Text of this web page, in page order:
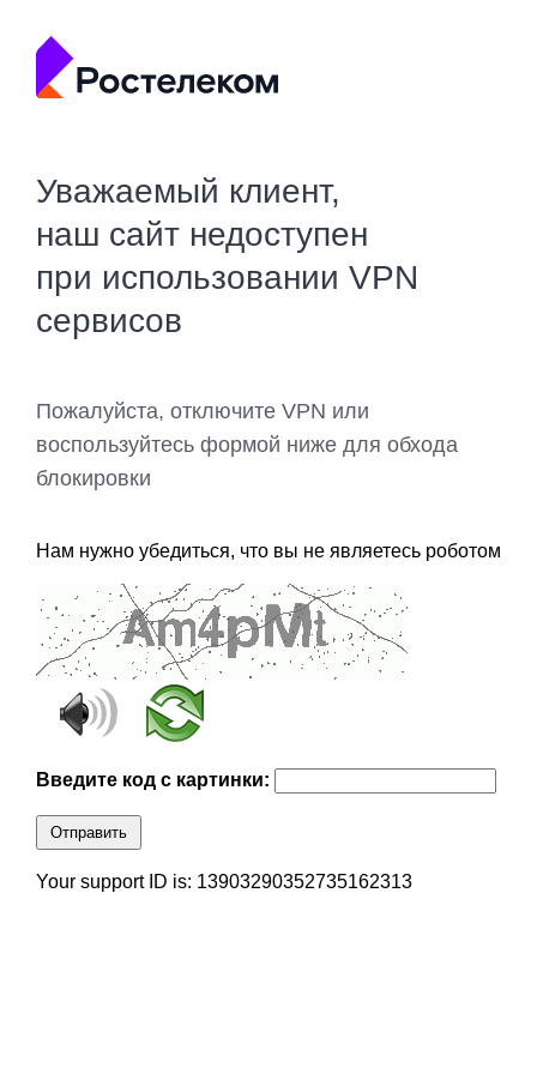
Уважаемый клиент,
наш сайт недоступен
при использовании VPN
сервисов
Пожалуйста, отключите VPN или
воспользуйтесь формой ниже для обхода
блокировки
Нам нужно убедиться, что вы не являетесь роботом
Введите код с картинки:
Отправить
Your support ID is: 13903290352735162313